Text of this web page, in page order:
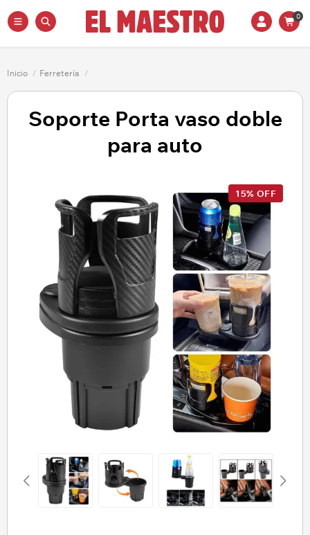
0
Inicio / Ferretería /
Soporte Porta vaso doble
para auto
15% OFF